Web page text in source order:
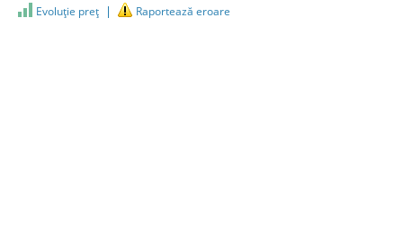
Evoluţie preţ Raportează eroare